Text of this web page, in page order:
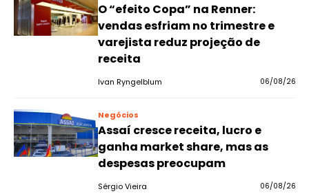
O “efeito Copa” na Renner:
vendas esfriam no trimestre e
varejista reduz projeção de
receita
Ivan Ryngelblum 06/08/26
Negócios
Assaí cresce receita, lucro e
ganha market share, mas as
despesas preocupam
Sérgio Vieira 06/08/26